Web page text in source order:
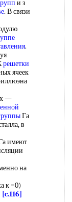
и з
. В связи
.
решетки
ячеек
—
Га
в
имеют
на
к =0)
[c.116]